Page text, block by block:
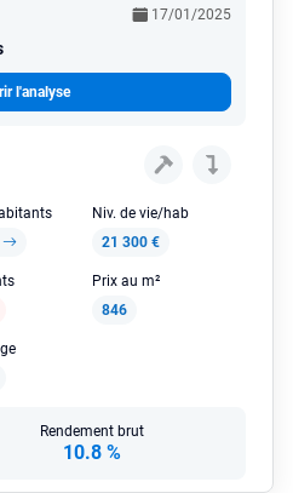
17/01/2025
l'analyse
Niv. de vie/hab
21 300 €
Prix au m²
846
Rendement brut
10.8 %